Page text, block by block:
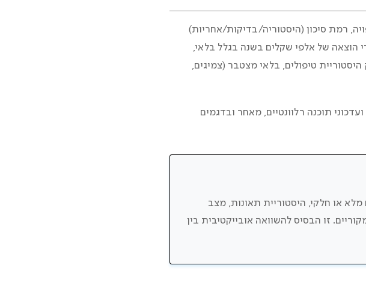
רמת סיכון (היסטוריה/בדיקות/אחריות)
הוצאה של אלפי שקלים בשנה בגלל בלאי,
היסטוריית טיפולים, בלאי מצטבר (צמיגים,
תוכנה רלוונטיים, מאחר ובדגמים
או חלקי, היסטוריית תאונות, מצב
זו הבסיס להשוואה אובייקטיבית בין